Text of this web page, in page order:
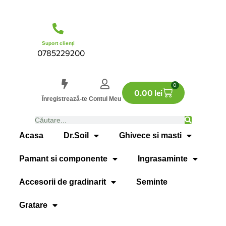
Suport clienți
0785229200
Înregistrează-te Contul Meu
0.00 lei
0
Acasa Dr.Soil Ghivece si masti
Pamant si componente Ingrasaminte
Accesorii de gradinarit Seminte
Gratare